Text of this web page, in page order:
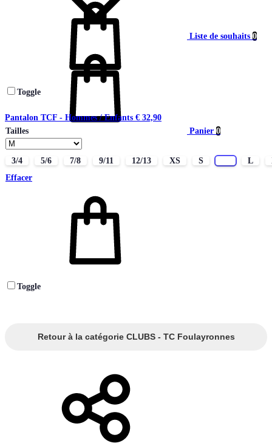
Liste de souhaits 0
Panier 0
Toggle
Pantalon TCF - Hommes / Enfants € 32,90
Tailles
3/4 5/6 7/8 9/11 12/13 XS S L
Effacer
Toggle
Retour à la catégorie CLUBS - TC Foulayronnes